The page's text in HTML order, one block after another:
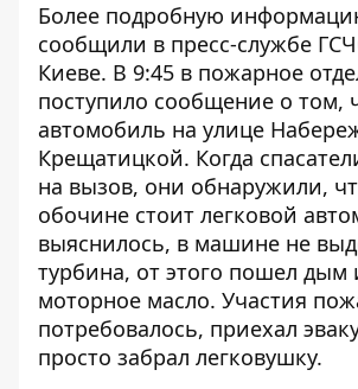
Более подробную
сообщили в пресс-службе
Киеве. В 9:45 в пожарное
поступило сообщение о том,
автомобиль на улице
Крещатицкой. Когда
на вызов, они обнаружили,
обочине стоит легковой
выяснилось, в машине не
турбина, от этого пошел дым
моторное масло. Участия
потребовалось, приехал
просто забрал легковушку.